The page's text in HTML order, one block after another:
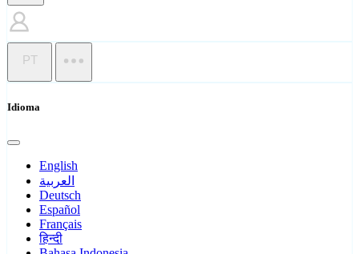
PT
Idioma
English
العربية
Deutsch
Español
Français
हिन्दी